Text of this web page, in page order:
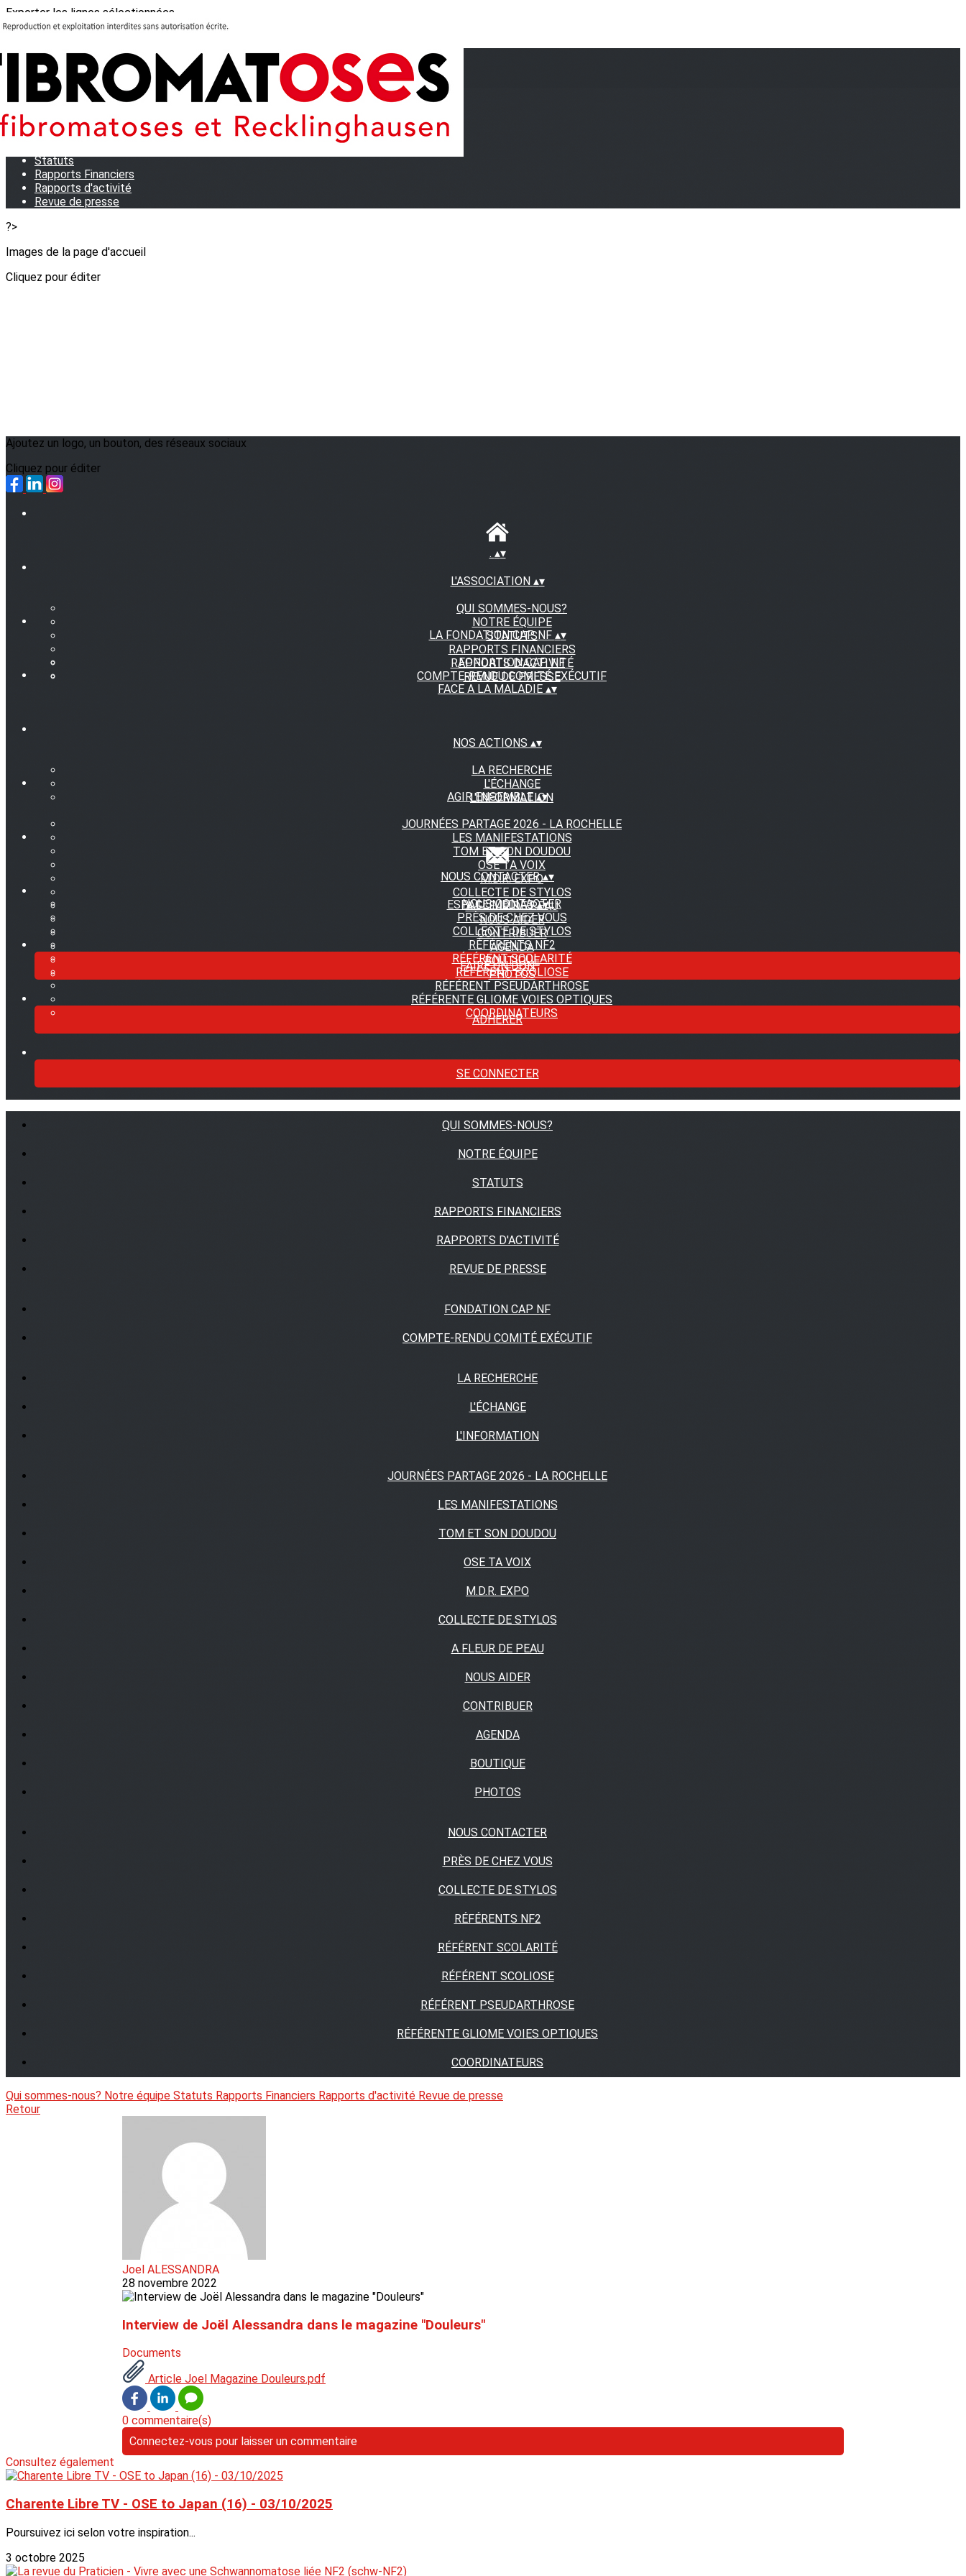
Exporter les lignes sélectionnées
Exporter toutes les colonnes
Qui sommes-nous?
Statuts
Rapports Financiers
Rapports d'activité
Revue de presse
?>
Images de la page d'accueil
Cliquez pour éditer
Ajoutez un logo, un bouton, des réseaux sociaux
Cliquez pour éditer
. ▴▾
L'ASSOCIATION ▴▾
QUI SOMMES-NOUS?
NOTRE ÉQUIPE
STATUTS
RAPPORTS FINANCIERS
RAPPORTS D'ACTIVITÉ
REVUE DE PRESSE
LA FONDATION CAP NF ▴▾
FONDATION CAP NF
COMPTE-RENDU COMITÉ EXÉCUTIF
FACE A LA MALADIE ▴▾
NOS ACTIONS ▴▾
LA RECHERCHE
L'ÉCHANGE
L'INFORMATION
AGIR ENSEMBLE▴▾
JOURNÉES PARTAGE 2026 - LA ROCHELLE
LES MANIFESTATIONS
TOM ET SON DOUDOU
OSE TA VOIX
M.D.R. EXPO
COLLECTE DE STYLOS
A FLEUR DE PEAU
NOUS AIDER
CONTRIBUER
AGENDA
BOUTIQUE
PHOTOS
NOUS CONTACTER▴▾
NOUS CONTACTER
PRÈS DE CHEZ VOUS
COLLECTE DE STYLOS
RÉFÉRENTS NF2
RÉFÉRENT SCOLARITÉ
RÉFÉRENT SCOLIOSE
RÉFÉRENT PSEUDARTHROSE
RÉFÉRENTE GLIOME VOIES OPTIQUES
COORDINATEURS
ESPACE MEDIAS▴▾
FAIRE UN DON
ADHÉRER
SE CONNECTER
QUI SOMMES-NOUS?
NOTRE ÉQUIPE
STATUTS
RAPPORTS FINANCIERS
RAPPORTS D'ACTIVITÉ
REVUE DE PRESSE
FONDATION CAP NF
COMPTE-RENDU COMITÉ EXÉCUTIF
LA RECHERCHE
L'ÉCHANGE
L'INFORMATION
JOURNÉES PARTAGE 2026 - LA ROCHELLE
LES MANIFESTATIONS
TOM ET SON DOUDOU
OSE TA VOIX
M.D.R. EXPO
COLLECTE DE STYLOS
A FLEUR DE PEAU
NOUS AIDER
CONTRIBUER
AGENDA
BOUTIQUE
PHOTOS
NOUS CONTACTER
PRÈS DE CHEZ VOUS
COLLECTE DE STYLOS
RÉFÉRENTS NF2
RÉFÉRENT SCOLARITÉ
RÉFÉRENT SCOLIOSE
RÉFÉRENT PSEUDARTHROSE
RÉFÉRENTE GLIOME VOIES OPTIQUES
COORDINATEURS
Qui sommes-nous? Notre équipe Statuts Rapports Financiers Rapports d'activité Revue de presse
Retour
Joel ALESSANDRA
28 novembre 2022
Interview de Joël Alessandra dans le magazine "Douleurs"
Documents
Article Joel Magazine Douleurs.pdf
0 commentaire(s)
Connectez-vous pour laisser un commentaire
Consultez également
Charente Libre TV - OSE to Japan (16) - 03/10/2025
Poursuivez ici selon votre inspiration...
3 octobre 2025